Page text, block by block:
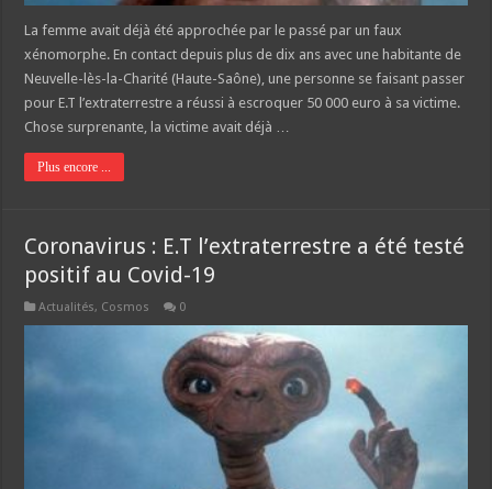
La femme avait déjà été approchée par le passé par un faux
xénomorphe. En contact depuis plus de dix ans avec une habitante de
Neuvelle-lès-la-Charité (Haute-Saône), une personne se faisant passer
pour E.T l’extraterrestre a réussi à escroquer 50 000 euro à sa victime.
Chose surprenante, la victime avait déjà …
Plus encore ...
Coronavirus : E.T l’extraterrestre a été testé
positif au Covid-19
Actualités, Cosmos 0